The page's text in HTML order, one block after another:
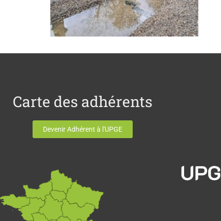
Carte des adhérents
Devenir Adhérent à l'UPGE